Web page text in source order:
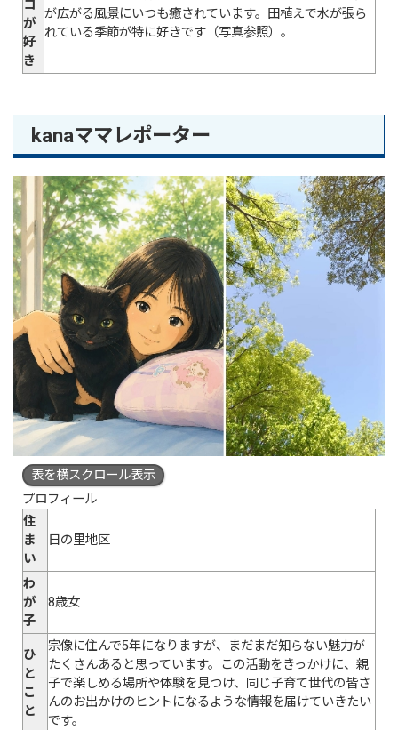
コ
が
好
き
が広がる風景にいつも癒されています。田植えで水が張ら
れている季節が特に好きです（写真参照）。
kanaママレポーター
表を横スクロール表示
プロフィール
住
ま
い
日の里地区
わ
が
子
8歳女
ひ
と
こ
と
宗像に住んで5年になりますが、まだまだ知らない魅力が
たくさんあると思っています。この活動をきっかけに、親
子で楽しめる場所や体験を見つけ、同じ子育て世代の皆さ
んのお出かけのヒントになるような情報を届けていきたい
です。